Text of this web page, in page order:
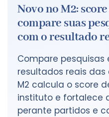
Novo no M2:
compare suas
com o resultado
Compare pesquisas
resultados reais das
M2 calcula o score
instituto e fortalece
perante partidos e